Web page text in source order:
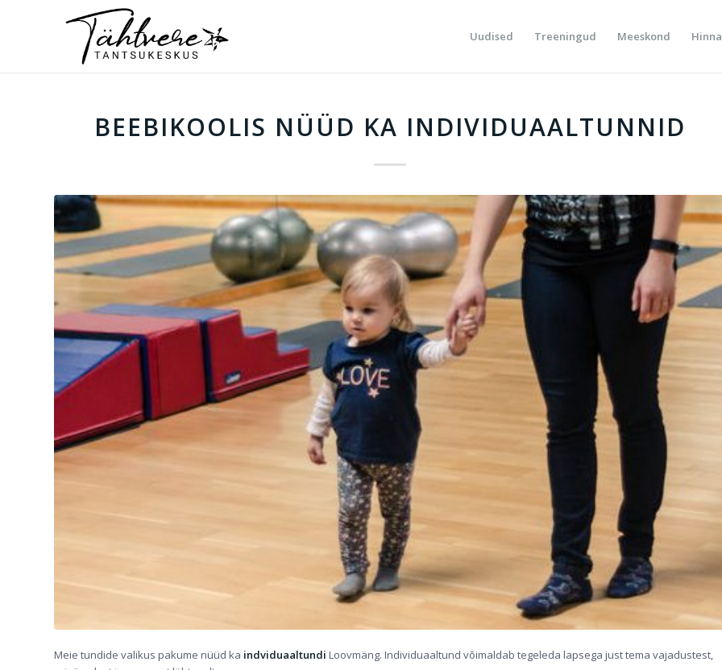
Uudised Treeningud Meeskond
BEEBIKOOLIS NÜÜD KA INDIVIDUAALTUNNID
Meie tundide valikus pakume nüüd ka indviduaaltundi Loovmäng. Individuaaltund võimaldab tegeleda lapsega just tema vajadustest,